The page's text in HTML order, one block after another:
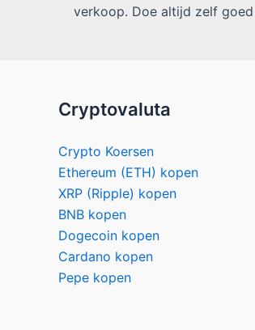
verkoop. Doe altijd zelf
Cryptovaluta
Crypto Koersen
Ethereum (ETH) kopen
XRP (Ripple) kopen
BNB kopen
Dogecoin kopen
Cardano kopen
Pepe kopen